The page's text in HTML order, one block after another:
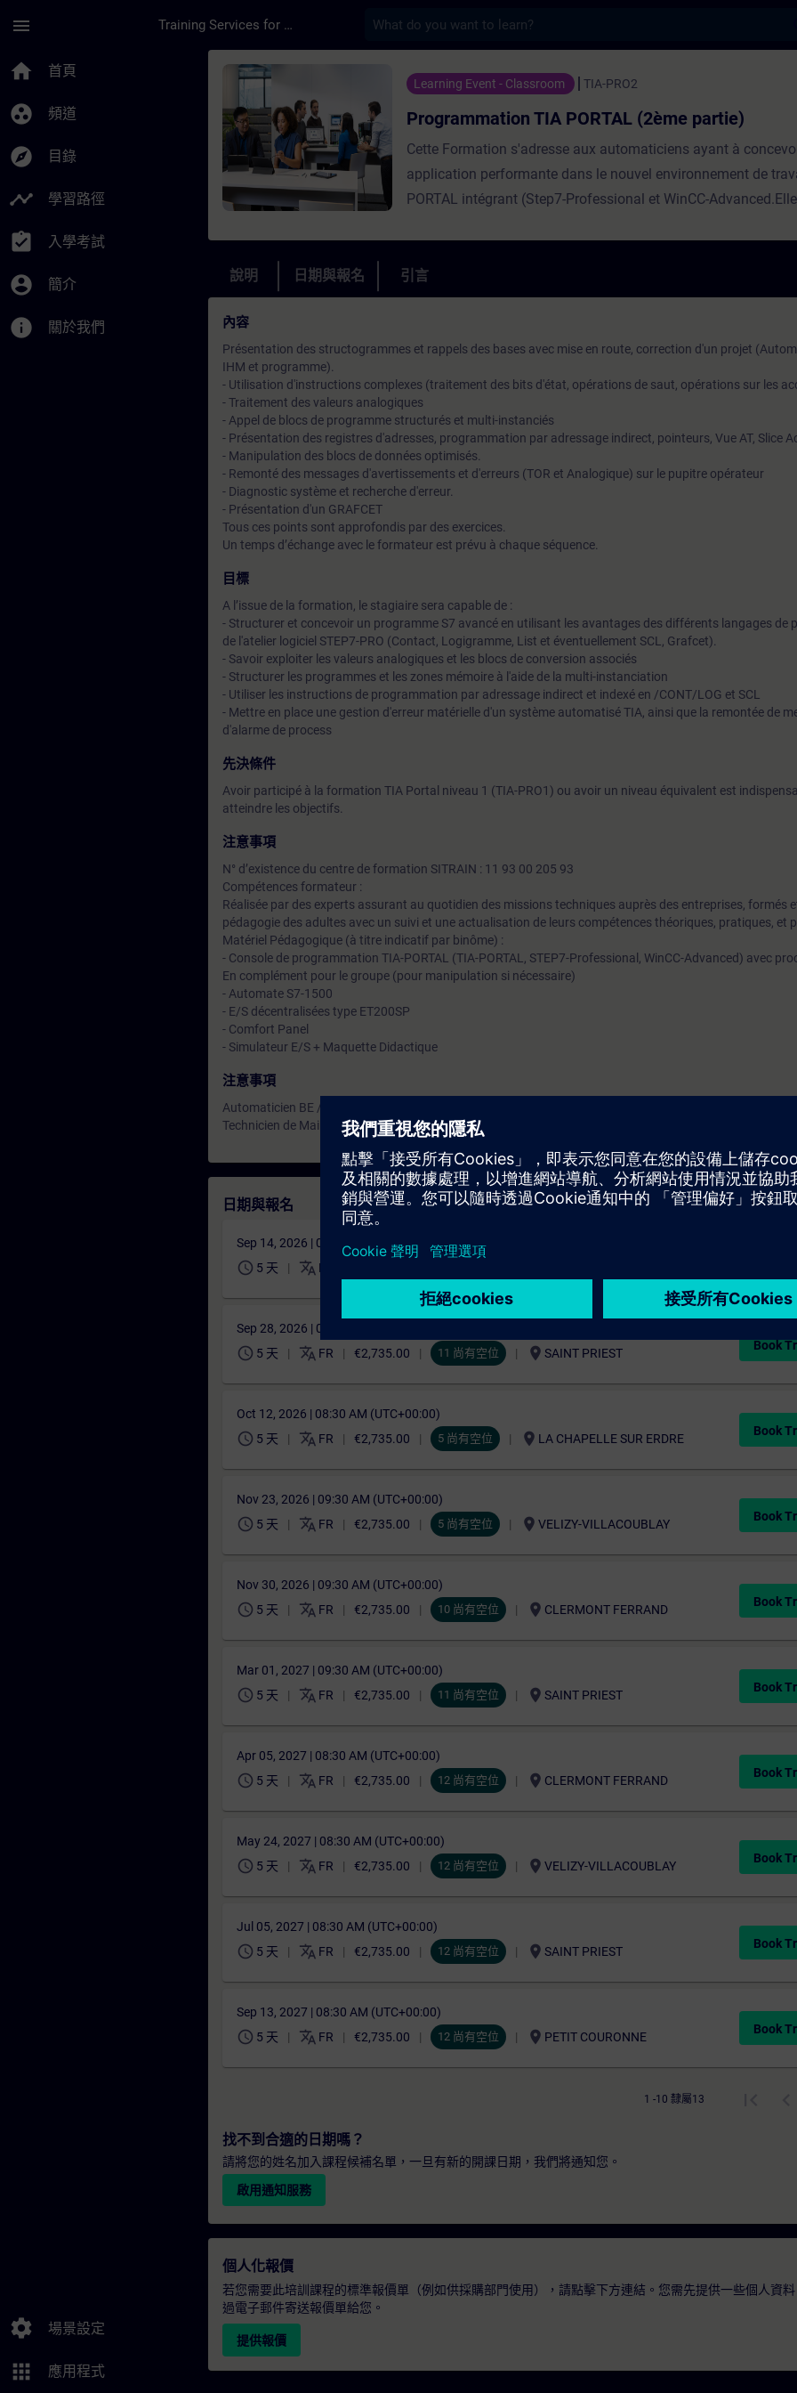
menu Training Services for Digital Industries
home 首頁
group_work 頻道
explore 目錄
timeline 學習路徑
assignment_turned_in 入學考試
account_circle 簡介
info 關於我們
settings 場景設定
apps 應用程式
課程 - Programmation TIA PORTAL (2ème partie) - 培訓 - 培訓
Learning Event - Classroom TIA-PRO2
Programmation TIA PORTAL (2ème partie)
Cette Formation s'adresse aux automaticiens ayant à
application performante dans le nouvel environnement de
PORTAL intégrant (Step7-Professional et WinCC-
Pratique Participants max 12 Evaluation des acquis Oui
Certification Voir CPT-FAP Sitrain Call+ ⓘ Oui Test de
說明 日期與報名 引言
內容
Présentation des structogrammes et rappels des bases avec mise en route, correction d'un projet
IHM et programme).
- Utilisation d'instructions complexes (traitement des bits d'état, opérations de saut, opérations sur les
- Traitement des valeurs analogiques
- Appel de blocs de programme structurés et multi-instanciés
- Présentation des registres d'adresses, programmation par adressage indirect, pointeurs, Vue AT, Slice
- Manipulation des blocs de données optimisés.
- Remonté des messages d'avertissements et d'erreurs (TOR et Analogique) sur le pupitre opérateur
- Diagnostic système et recherche d'erreur.
- Présentation d'un GRAFCET
Tous ces points sont approfondis par des exercices.
Un temps d’échange avec le formateur est prévu à chaque séquence.
目標
A l’issue de la formation, le stagiaire sera capable de :
- Structurer et concevoir un programme S7 avancé en utilisant les avantages des différents langages de
de l'atelier logiciel STEP7-PRO (Contact, Logigramme, List et éventuellement SCL, Grafcet).
- Savoir exploiter les valeurs analogiques et les blocs de conversion associés
- Structurer les programmes et les zones mémoire à l'aide de la multi-instanciation
- Utiliser les instructions de programmation par adressage indirect et indexé en /CONT/LOG et SCL
- Mettre en place une gestion d'erreur matérielle d'un système automatisé TIA, ainsi que la remontée de
d'alarme de process
先決條件
Avoir participé à la formation TIA Portal niveau 1 (TIA-PRO1) ou avoir un niveau équivalent est
atteindre les objectifs.
注意事項
N° d’existence du centre de formation SITRAIN : 11 93 00 205 93
Compétences formateur :
Réalisée par des experts assurant au quotidien des missions techniques auprès des entreprises, formés
pédagogie des adultes avec un suivi et une actualisation de leurs compétences théoriques, pratiques, et
Matériel Pédagogique (à titre indicatif par binôme) :
- Console de programmation TIA-PORTAL (TIA-PORTAL, STEP7-Professional, WinCC-Advanced) avec
En complément pour le groupe (pour manipulation si nécessaire)
- Automate S7-1500
- E/S décentralisées type ET200SP
- Comfort Panel
- Simulateur E/S + Maquette Didactique
注意事項
Automaticien BE / Méthode
Technicien de Maintenance niveau 2
日期與報名
Sep 14, 2026 | 08:30 AM (UTC+00:00)
schedule 5 天 translate FR
Sep 28, 2026 | 08:30 AM (UTC+00:00)
schedule 5 天 translate FR €2,735.00 11 尚有空位 location_on SAINT PRIEST
Book
Oct 12, 2026 | 08:30 AM (UTC+00:00)
schedule 5 天 translate FR €2,735.00 5 尚有空位 location_on LA CHAPELLE SUR ERDRE
Book
Nov 23, 2026 | 09:30 AM (UTC+00:00)
schedule 5 天 translate FR €2,735.00 5 尚有空位 location_on VELIZY-VILLACOUBLAY
Book
Nov 30, 2026 | 09:30 AM (UTC+00:00)
schedule 5 天 translate FR €2,735.00 10 尚有空位 location_on CLERMONT FERRAND
Book
Mar 01, 2027 | 09:30 AM (UTC+00:00)
schedule 5 天 translate FR €2,735.00 11 尚有空位 location_on SAINT PRIEST
Book
Apr 05, 2027 | 08:30 AM (UTC+00:00)
schedule 5 天 translate FR €2,735.00 12 尚有空位 location_on CLERMONT FERRAND
Book
May 24, 2027 | 08:30 AM (UTC+00:00)
schedule 5 天 translate FR €2,735.00 12 尚有空位 location_on VELIZY-VILLACOUBLAY
Book
Jul 05, 2027 | 08:30 AM (UTC+00:00)
schedule 5 天 translate FR €2,735.00 12 尚有空位 location_on SAINT PRIEST
Book
Sep 13, 2027 | 08:30 AM (UTC+00:00)
schedule 5 天 translate FR €2,735.00 12 尚有空位 location_on PETIT COURONNE
Book
1 -10 隸屬13
找不到合適的日期嗎？
請將您的姓名加入課程候補名單，一旦有新的開課日期，我們將通知您。
啟用通知服務
個人化報價
若您需要此培訓課程的標準報價單（例如供採購部門使用），請點擊下方連結。您需先提供一些個人資
過電子郵件寄送報價單給您。
提供報價